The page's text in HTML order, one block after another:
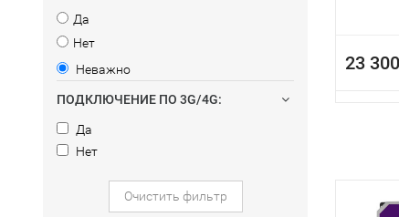
Да
Нет
Неважно
ПОДКЛЮЧЕНИЕ ПО 3G/4G:
Да
Нет
Очистить фильтр
23